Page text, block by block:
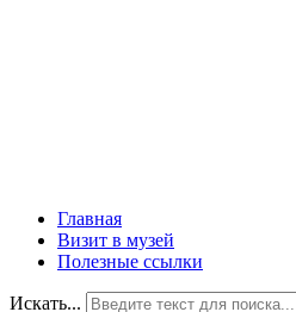
Главная
Визит в музей
Полезные ссылки
Искать...